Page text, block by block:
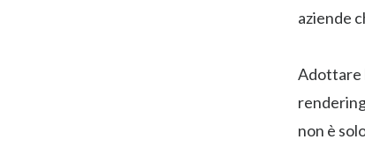
aziende
Adottare
non è